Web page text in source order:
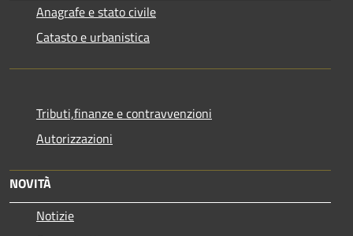
Anagrafe e stato civile
Catasto e urbanistica
Tributi,finanze e contravvenzioni
Autorizzazioni
NOVITÀ
Notizie